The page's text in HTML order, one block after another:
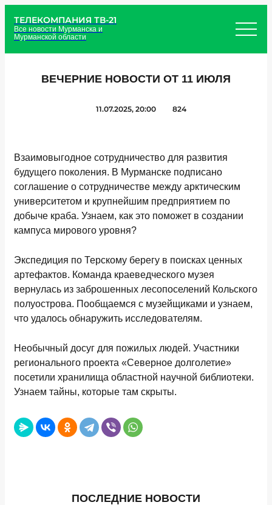
ТЕЛЕКОМПАНИЯ ТВ-21
Все новости Мурманска и
Мурманской области
ВЕЧЕРНИЕ НОВОСТИ ОТ 11 ИЮЛЯ
11.07.2025, 20:00 824
Взаимовыгодное сотрудничество для развития
будущего поколения. В Мурманске подписано
соглашение о сотрудничестве между арктическим
университетом и крупнейшим предприятием по
добыче краба. Узнаем, как это поможет в создании
кампуса мирового уровня?
Экспедиция по Терскому берегу в поисках ценных
артефактов. Команда краеведческого музея
вернулась из заброшенных лесопоселений Кольского
полуострова. Пообщаемся с музейщиками и узнаем,
что удалось обнаружить исследователям.
Необычный досуг для пожилых людей. Участники
регионального проекта «Северное долголетие»
посетили хранилища областной научной библиотеки.
Узнаем тайны, которые там скрыты.
ПОСЛЕДНИЕ НОВОСТИ